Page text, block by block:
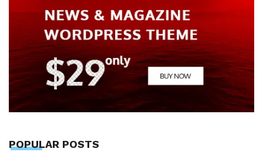
POPULAR POSTS